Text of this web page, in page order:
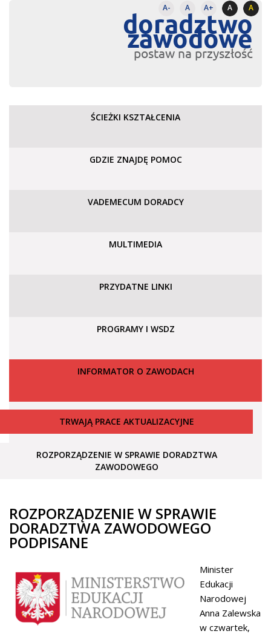
A- A A+ A A
doradztwo
zawodowe
postaw na przyszłość
ŚCIEŻKI KSZTAŁCENIA
GDZIE ZNAJDĘ POMOC
VADEMECUM DORADCY
MULTIMEDIA
PRZYDATNE LINKI
PROGRAMY I WSDZ
INFORMATOR O ZAWODACH
TRWAJĄ PRACE AKTUALIZACYJNE
ROZPORZĄDZENIE W SPRAWIE DORADZTWA
ZAWODOWEGO
ROZPORZĄDZENIE W SPRAWIE
DORADZTWA ZAWODOWEGO
PODPISANE
Minister
Edukacji
Narodowej
Anna Zalewska
w czwartek,